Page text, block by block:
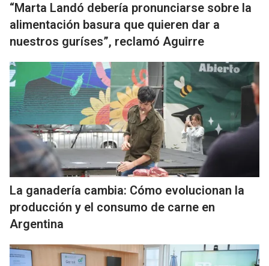
“Marta Landó debería pronunciarse sobre la
alimentación basura que quieren dar a
nuestros guríses”, reclamó Aguirre
La ganadería cambia: Cómo evolucionan la
producción y el consumo de carne en
Argentina